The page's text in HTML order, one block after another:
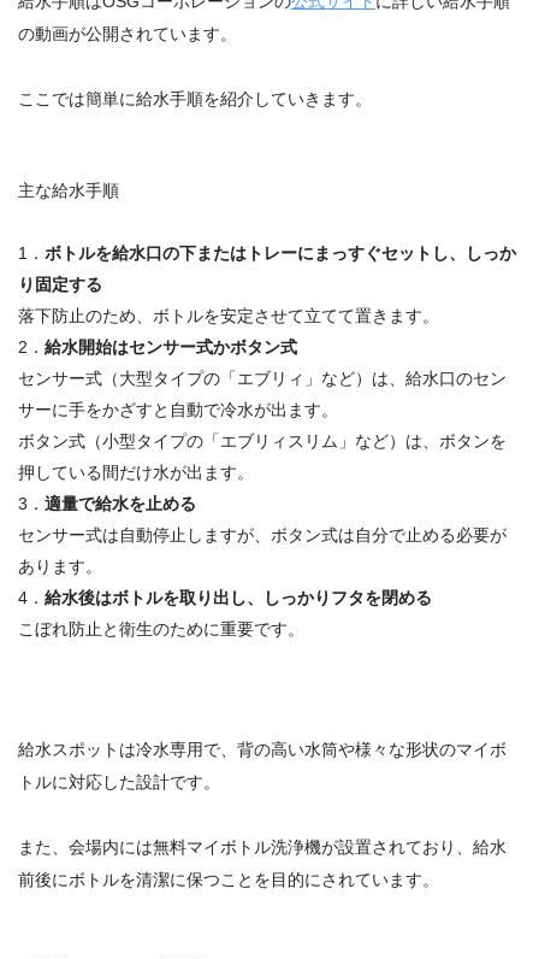
の動画が公開されています。
ここでは簡単に給水手順を紹介していきます。
主な給水手順
1． ボトルを給水口の下またはトレーにまっすぐセットし、しっか
り固定する
落下防止のため、ボトルを安定させて立てて置きます。
2． 給水開始はセンサー式かボタン式
センサー式（大型タイプの「エブリィ」など）は、給水口のセン
サーに手をかざすと自動で冷水が出ます。
ボタン式（小型タイプの「エブリィスリム」など）は、ボタンを
押している間だけ水が出ます。
3． 適量で給水を止める
センサー式は自動停止しますが、ボタン式は自分で止める必要が
あります。
4． 給水後はボトルを取り出し、しっかりフタを閉める
こぼれ防止と衛生のために重要です。
給水スポットは冷水専用で、背の高い水筒や様々な形状のマイボ
トルに対応した設計です。
また、会場内には無料マイボトル洗浄機が設置されており、給水
前後にボトルを清潔に保つことを目的にされています。